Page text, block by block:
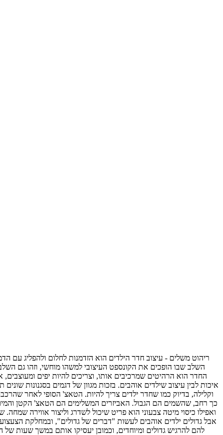
ריהוט משלים - עיצוב חדר הילדים הוא הזדמנות לחלום ולהפליג
השלב שבו הופכים את הקונספט העיצובי למשהו מוחשי, וזהו גם
החדר הוא הרהיטים שמרכיבים אותו, וצריכים להיות יפים
איכות לבין עיצוב שילדים אוהבים. בזכות מגוון של דגמים בסגנונות
וקלילה, בדיוק כמו שחדר ילדים צריך להיות. הטאצ' הסופי לאחר
כך רחב, שהשמים הם הגבול. האביזרים המשלימים הם הטאצ' הקטן
ואפילו כיסוי מיטה צבעוני הוא פריט שיכול לשדרג וליצור אווירה
אבל גדולים ילדים אוהבים לעשות "דברים של גדולים", ובמחלקת
להם להרגיש גדולים ומיוחדים, וכמובן יעסיקו אותם במשך שעות